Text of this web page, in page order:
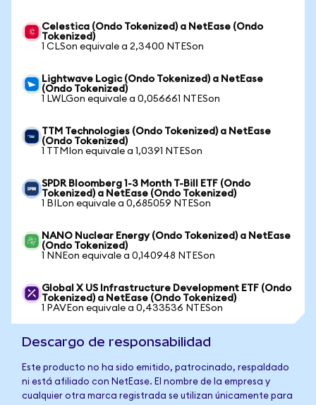
Celestica (Ondo Tokenized) a NetEase (Ondo
Tokenized)
1 CLSon equivale a 2,3400 NTESon
Lightwave Logic (Ondo Tokenized) a NetEase
(Ondo Tokenized)
1 LWLGon equivale a 0,056661 NTESon
TTM Technologies (Ondo Tokenized) a NetEase
(Ondo Tokenized)
1 TTMIon equivale a 1,0391 NTESon
SPDR Bloomberg 1-3 Month T-Bill ETF (Ondo
Tokenized) a NetEase (Ondo Tokenized)
1 BILon equivale a 0,685059 NTESon
NANO Nuclear Energy (Ondo Tokenized) a NetEase
(Ondo Tokenized)
1 NNEon equivale a 0,140948 NTESon
Global X US Infrastructure Development ETF (Ondo
Tokenized) a NetEase (Ondo Tokenized)
1 PAVEon equivale a 0,433536 NTESon
Descargo de responsabilidad
Este producto no ha sido emitido, patrocinado, respaldado
ni está afiliado con NetEase. El nombre de la empresa y
cualquier otra marca registrada se utilizan únicamente para